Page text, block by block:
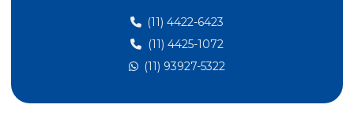
Comprar display acrilico a4
Comprar quadro de avisos
Conjunto de lixeira coleta seletiva inox
(11) 4422-6423
(11) 4425-1072
(11) 93927-5322